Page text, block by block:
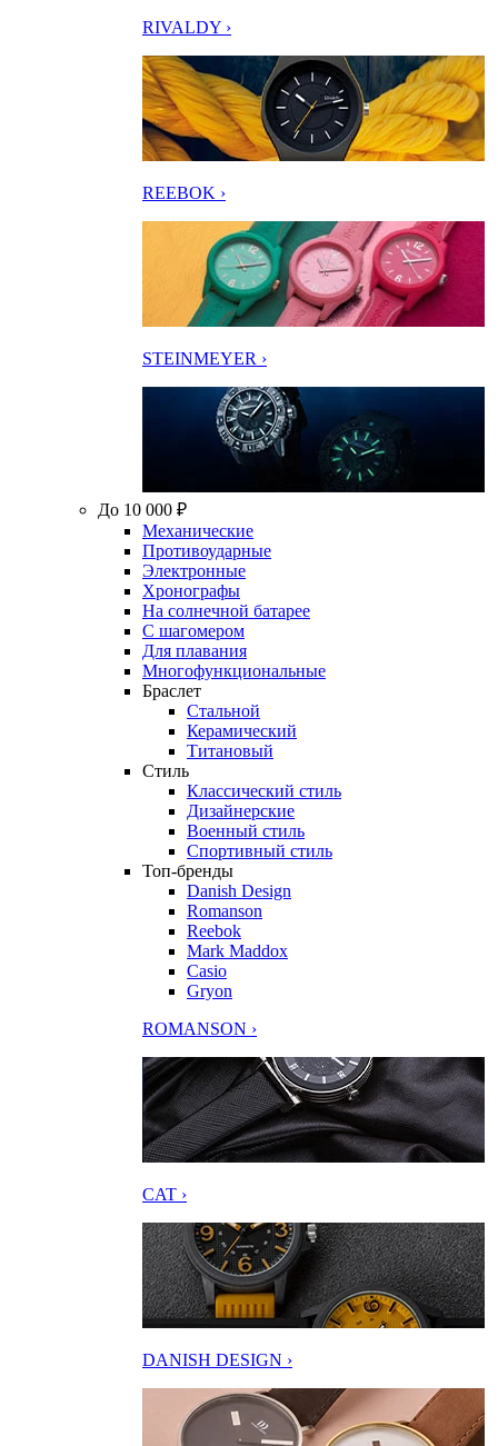
RIVALDY ›
REEBOK ›
STEINMEYER ›
До 10 000 ₽
Механические
Противоударные
Электронные
Хронографы
На солнечной батарее
С шагомером
Для плавания
Многофункциональные
Браслет
Стальной
Керамический
Титановый
Стиль
Классический стиль
Дизайнерские
Военный стиль
Спортивный стиль
Топ-бренды
Danish Design
Romanson
Reebok
Mark Maddox
Casio
Gryon
ROMANSON ›
CAT ›
DANISH DESIGN ›